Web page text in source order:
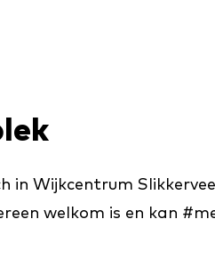
in Wijkcentrum
welkom is en kan